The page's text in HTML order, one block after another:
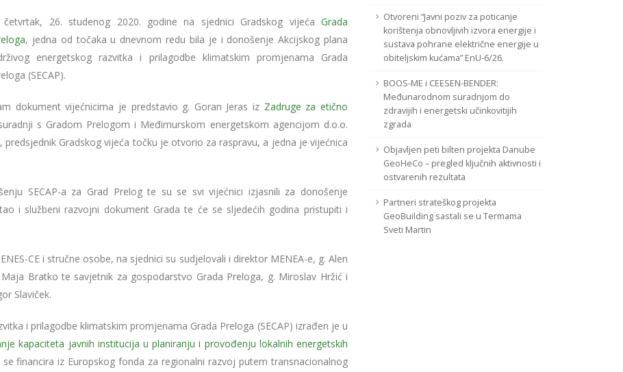
26. studenog 2020. godine na sjednici Gradskog vijeća Grada
, jedna od točaka u dnevnom redu bila je i donošenje Akcijskog plana
energetskog razvitka i prilagodbe klimatskim promjenama Grada
(SECAP).
dokument vijećnicima je predstavio g. Goran Jeras iz Zadruge za etično
s Gradom Prelogom i Međimurskom energetskom agencijom d.o.o.
predsjednik Gradskog vijeća točku je otvorio za raspravu, a jedna je vijećnica
SECAP-a za Grad Prelog te su se svi vijećnici izjasnili za donošenje
i službeni razvojni dokument Grada te će se sljedećih godina pristupiti i
CE i stručne osobe, na sjednici su sudjelovali i direktor MENEA-e, g. Alen
Bratko te savjetnik za gospodarstvo Grada Preloga, g. Miroslav Hržić i
Slaviček.
i prilagodbe klimatskim promjenama Grada Preloga (SECAP) izrađen je u
kapaciteta javnih institucija u planiranju i provođenju lokalnih energetskih
se financira iz Europskog fonda za regionalni razvoj putem transnacionalnog
Otvoreni “Javni poziv za poticanje
korištenja obnovljivih izvora energije i
sustava pohrane električne energije u
obiteljskim kućama” EnU-6/26.
BOOS-ME i CEESEN-BENDER:
Međunarodnom suradnjom do
zdravijih i energetski učinkovitijih
zgrada
Objavljen peti bilten projekta Danube
GeoHeCo – pregled ključnih aktivnosti i
ostvarenih rezultata
Partneri strateškog projekta
GeoBuilding sastali se u Termama
Sveti Martin